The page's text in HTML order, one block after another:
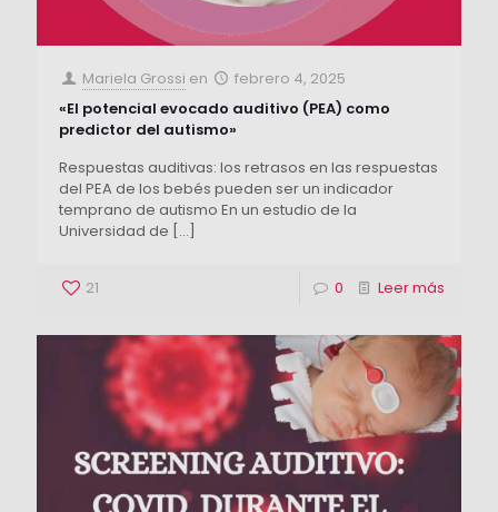
Mariela Grossi en
febrero 4, 2025
«El potencial evocado auditivo (PEA) como
predictor del autismo»
Respuestas auditivas: los retrasos en las respuestas
del PEA de los bebés pueden ser un indicador
temprano de autismo En un estudio de la
Universidad de […]
21 0 Leer más